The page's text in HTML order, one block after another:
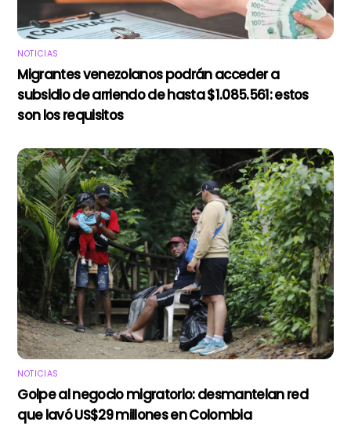
NOTICIAS
Migrantes venezolanos podrán acceder a
subsidio de arriendo de hasta $1.085.561: estos
son los requisitos
NOTICIAS
Golpe al negocio migratorio: desmantelan red
que lavó US$29 millones en Colombia